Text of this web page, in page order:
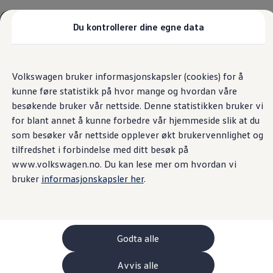
Du kontrollerer dine egne data
Volkswagen bruker informasjonskapsler (cookies) for å
kunne føre statistikk på hvor mange og hvordan våre
besøkende bruker vår nettside. Denne statistikken bruker vi
for blant annet å kunne forbedre vår hjemmeside slik at du
som besøker vår nettside opplever økt brukervennlighet og
tilfredshet i forbindelse med ditt besøk på
www.volkswagen.no. Du kan lese mer om hvordan vi
bruker informasjonskapsler her.
Godta alle
Avvis alle
hovedinnhold
til
footer
Tilbehør
ID. Buzz GTX Lang Varebil
Kampanjer
ID. Polo
ID.3
ID.3 Neo
ID.4
ID.7 Tourer
Våre varebiler
Prislister
Kampanjer
ID. Buzz Cargo
Lastsikring
Billån
Bilforsikring
Varebiler med firehjulstrekk
Proff leasing
Kundeløfter
Personvernerklæring)